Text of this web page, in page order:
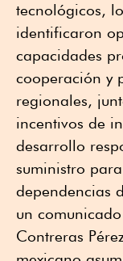
tecnológicos,
identificaron
capacidades
cooperación y
regionales,
incentivos de
desarrollo
suministro
dependencias
un
Contreras